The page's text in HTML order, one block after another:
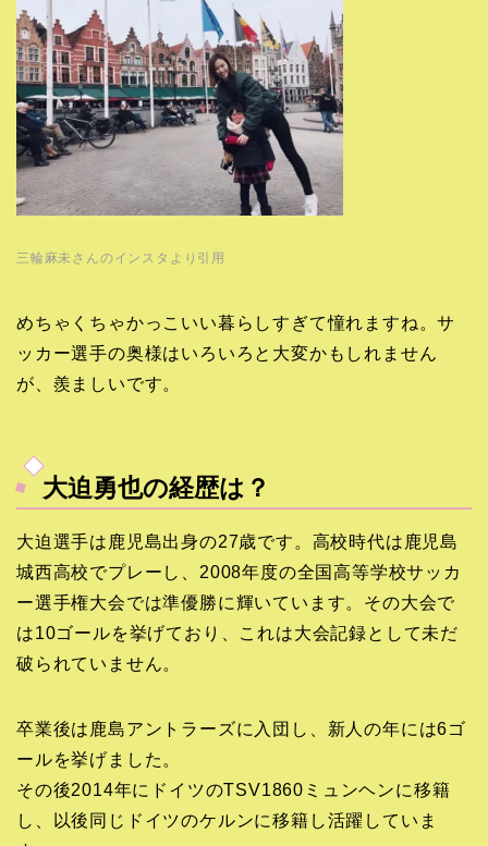
三輪麻未さんのインスタより引用
めちゃくちゃかっこいい暮らしすぎて憧れますね。サ
ッカー選手の奥様はいろいろと大変かもしれません
が、羨ましいです。
大迫勇也の経歴は？
大迫選手は鹿児島出身の27歳です。高校時代は鹿児島
城西高校でプレーし、2008年度の全国高等学校サッカ
ー選手権大会では準優勝に輝いています。その大会で
は10ゴールを挙げており、これは大会記録として未だ
破られていません。
卒業後は鹿島アントラーズに入団し、新人の年には6ゴ
ールを挙げました。
その後2014年にドイツのTSV1860ミュンヘンに移籍
し、以後同じドイツのケルンに移籍し活躍していま